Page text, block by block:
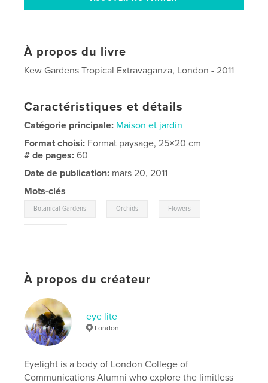
À propos du livre
Kew Gardens Tropical Extravaganza, London - 2011
Caractéristiques et détails
Catégorie principale: Maison et jardin
Format choisi: Format paysage, 25×20 cm
# de pages:60
Date de publication: mars 20, 2011
Mots-clés
Botanical Gardens Orchids Flowers
À propos du créateur
eye lite
London
Eyelight is a body of London College of
Communications Alumni who explore the limitless